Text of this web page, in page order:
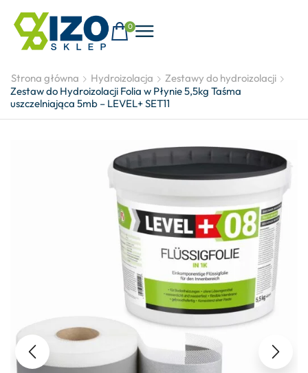
0
Strona główna Hydroizolacja
Zestawy do hydroizolacji
Zestaw do Hydroizolacji Folia w Płynie 5,5kg Taśma
uszczelniająca 5mb – LEVEL+ SET11